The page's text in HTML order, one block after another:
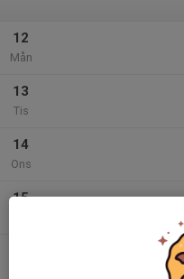
12
Mån
13
Tis
14
Ons
15